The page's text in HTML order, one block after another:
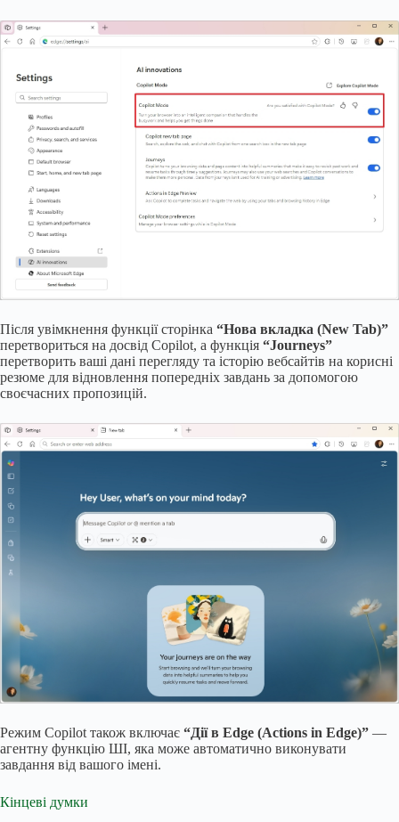
Після увімкнення функції сторінка “Нова вкладка (New Tab)”
перетвориться на досвід Copilot, а функція “Journeys”
перетворить ваші дані перегляду та історію вебсайтів на корисні
резюме для відновлення попередніх завдань за допомогою
своєчасних пропозицій.
Режим Copilot також включає “Дії в Edge (Actions in Edge)” —
агентну функцію ШІ, яка може автоматично виконувати
завдання від вашого імені.
Кінцеві думки